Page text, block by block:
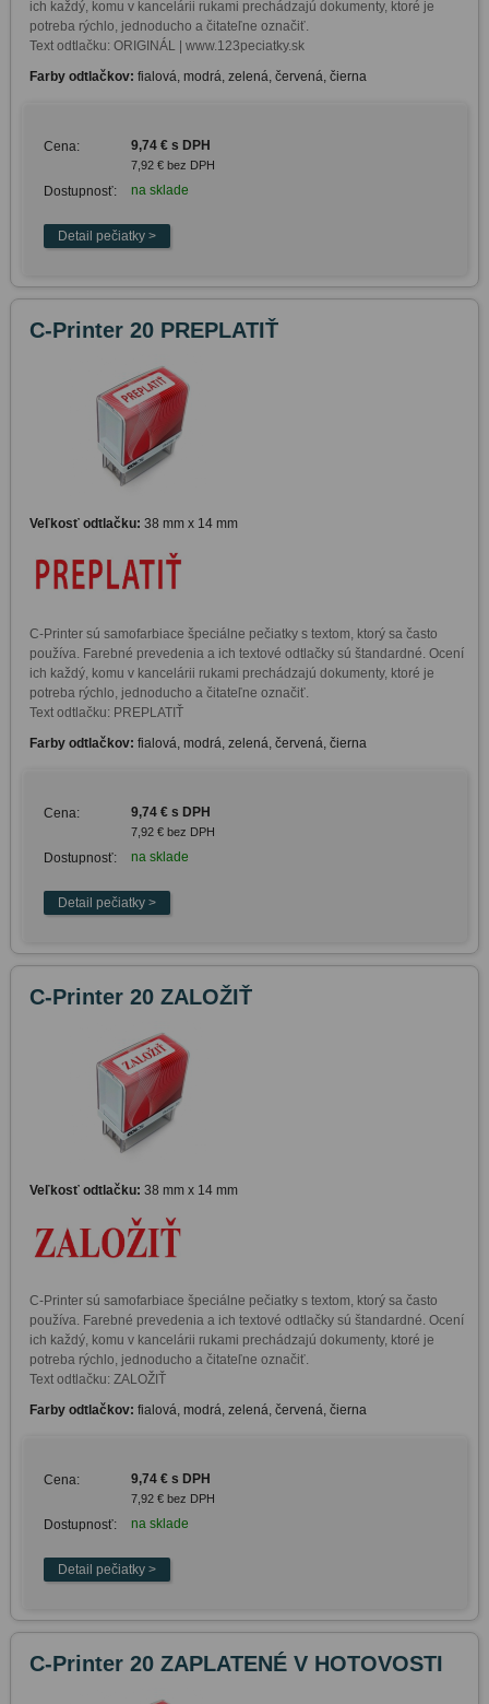
ich každý, komu v kancelárii rukami prechádzajú dokumenty, ktoré je
potreba rýchlo, jednoducho a čitateľne označiť.
Text odtlačku: ORIGINÁL | www.123peciatky.sk
Farby odtlačkov: fialová, modrá, zelená, červená, čierna
Cena: 9,74 € s DPH
7,92 € bez DPH
Dostupnosť: na sklade
C-Printer 20 PREPLATIŤ
Veľkosť odtlačku: 38 mm x 14 mm
C-Printer sú samofarbiace špeciálne pečiatky s textom, ktorý sa často
používa. Farebné prevedenia a ich textové odtlačky sú štandardné. Ocení
ich každý, komu v kancelárii rukami prechádzajú dokumenty, ktoré je
potreba rýchlo, jednoducho a čitateľne označiť.
Text odtlačku: PREPLATIŤ
Farby odtlačkov: fialová, modrá, zelená, červená, čierna
Cena: 9,74 € s DPH
7,92 € bez DPH
Dostupnosť: na sklade
C-Printer 20 ZALOŽIŤ
Veľkosť odtlačku: 38 mm x 14 mm
C-Printer sú samofarbiace špeciálne pečiatky s textom, ktorý sa často
používa. Farebné prevedenia a ich textové odtlačky sú štandardné. Ocení
ich každý, komu v kancelárii rukami prechádzajú dokumenty, ktoré je
potreba rýchlo, jednoducho a čitateľne označiť.
Text odtlačku: ZALOŽIŤ
Farby odtlačkov: fialová, modrá, zelená, červená, čierna
Cena: 9,74 € s DPH
7,92 € bez DPH
Dostupnosť: na sklade
C-Printer 20 ZAPLATENÉ V HOTOVOSTI